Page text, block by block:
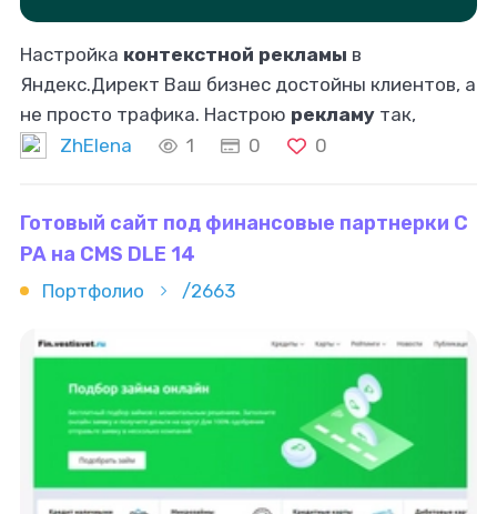
Настройка контекстной рекламы в
Яндекс.Директ Ваш бизнес достойны клиентов, а
не просто трафика. Настрою рекламу так,
чтобы она приводила именно вашу целевую
ZhElena 1 0 0
Готовый сайт под финансовые партнерки C
PA на CMS DLE 14
Портфолио /2663